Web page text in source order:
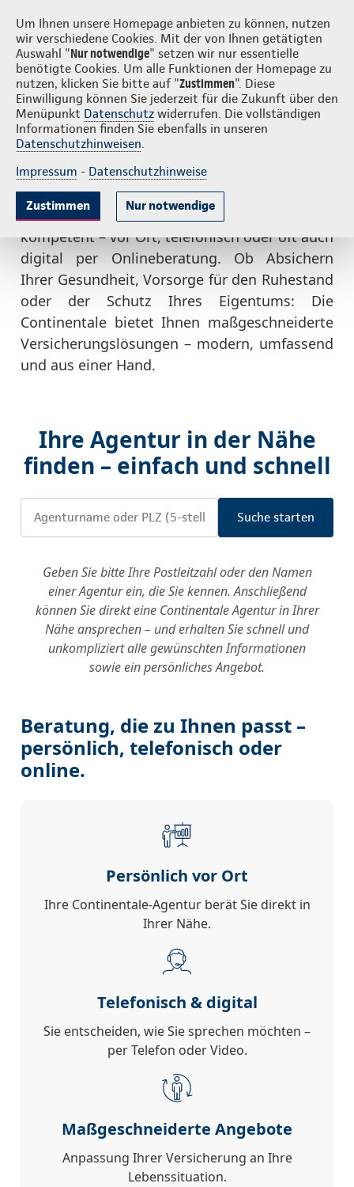
Um Ihnen unsere Homepage anbieten zu können, nutzen
wir verschiedene Cookies. Mit der von Ihnen getätigten
Auswahl "Nur notwendige" setzen wir nur essentielle
benötigte Cookies. Um alle Funktionen der Homepage zu
nutzen, klicken Sie bitte auf "Zustimmen". Diese
Einwilligung können Sie jederzeit für die Zukunft über den
Menüpunkt Datenschutz widerrufen. Die vollständigen
Informationen finden Sie ebenfalls in unseren
Datenschutzhinweisen.
Impressum - Datenschutzhinweise
Zustimmen Nur notwendige
Continentale vor Ort
Individuell, verständlich und
in Ihrer Nähe
Denn die Continentale-Agenturen beraten Sie
kompetent – vor Ort, telefonisch oder oft auch
digital per Onlineberatung. Ob Absichern
Ihrer Gesundheit, Vorsorge für den Ruhestand
oder der Schutz Ihres Eigentums: Die
Continentale bietet Ihnen maßgeschneiderte
Versicherungslösungen – modern, umfassend
und aus einer Hand.
Ihre Agentur in der Nähe
finden – einfach und schnell
Geben Sie bitte Ihre Postleitzahl oder den Namen
einer Agentur ein, die Sie kennen. Anschließend
können Sie direkt eine Continentale Agentur in Ihrer
Nähe ansprechen – und erhalten Sie schnell und
unkompliziert alle gewünschten Informationen
sowie ein persönliches Angebot.
Beratung, die zu Ihnen passt –
persönlich, telefonisch oder
online.
Persönlich vor Ort
Ihre Continentale-Agentur berät Sie direkt in
Ihrer Nähe.
Telefonisch & digital
Sie entscheiden, wie Sie sprechen möchten –
per Telefon oder Video.
Maßgeschneiderte Angebote
Anpassung Ihrer Versicherung an Ihre
Lebenssituation.